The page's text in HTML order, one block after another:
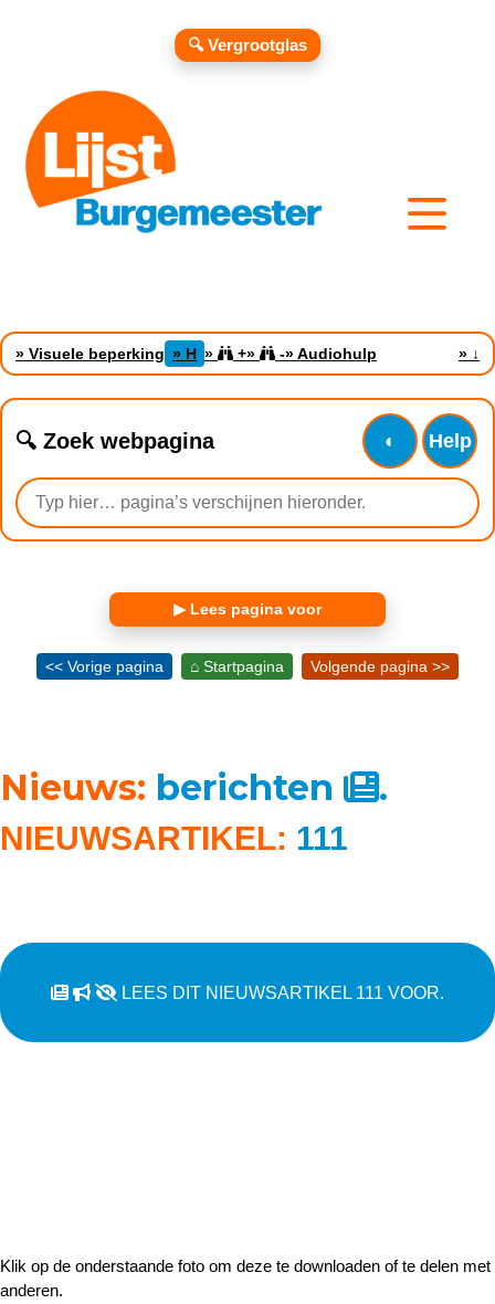
» Visuele beperking » H » +» -» Audiohulp » ↓
🔍 Zoek webpagina ◐ Help
▶ Lees pagina voor
🔍 Vergrootglas
<< Vorige pagina ⌂ Startpagina Volgende pagina >>
Nieuws: berichten .
NIEUWSARTIKEL: 111
LEES DIT NIEUWSARTIKEL 111 VOOR.
Klik op de onderstaande foto om deze te downloaden of te delen met
anderen.